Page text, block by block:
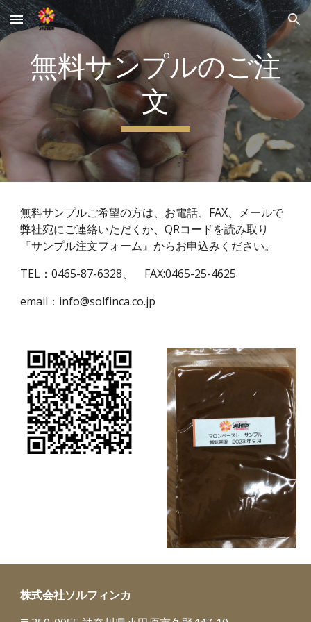
Skip to main content Skip to navigation
無料サンプルのご注
文
無料サンプルご希望の方は、お電話、FAX、メールで
弊社宛にご連絡いただくか、QRコードを読み取り
『サンプル注文フォーム』からお申込みください。
TEL：0465-87-6328、　FAX:0465-25-4625
email：info@solfinca.co.jp
株式会社ソルフィンカ